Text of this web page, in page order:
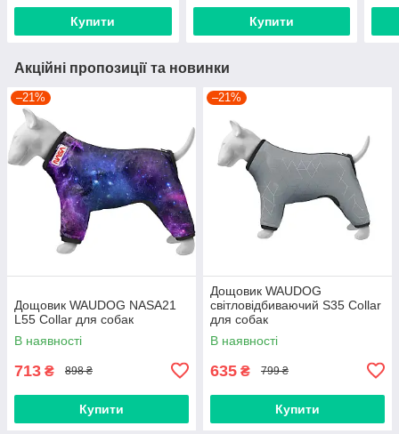
Купити Купити
Акційні пропозиції та новинки
–21%
Дощовик WAUDOG NASA21
L55 Collar для собак
В наявності
713 ₴ 898 ₴
Купити
–21%
Дощовик WAUDOG
світловідбиваючий S35 Collar
для собак
В наявності
635 ₴ 799 ₴
Купити